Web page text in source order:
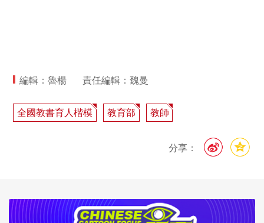
編輯：魯楊 責任編輯：魏曼
全國教書育人楷模 教育部 教師
分享：